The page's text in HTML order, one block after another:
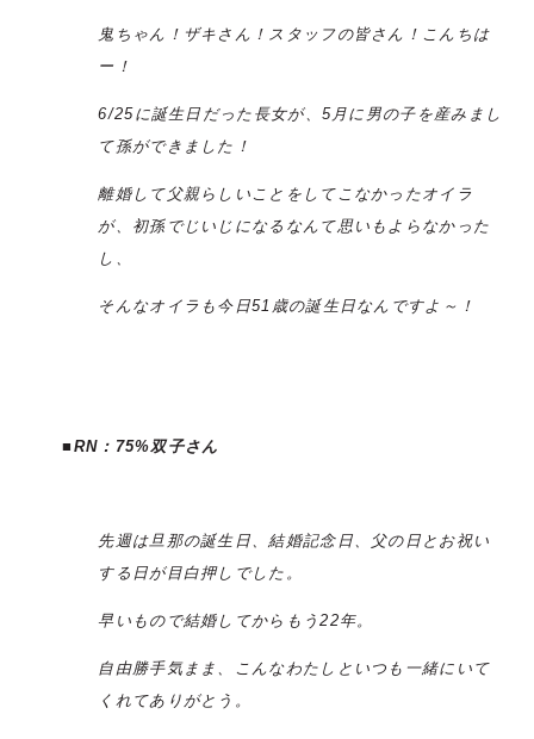
鬼ちゃん！ザキさん！スタッフの皆さん！こんちは
ー！
6/25に誕生日だった長女が、5月に男の子を産みまし
て孫ができました！
離婚して父親らしいことをしてこなかったオイラ
が、初孫でじいじになるなんて思いもよらなかった
し、
そんなオイラも今日51歳の誕生日なんですよ～！
■RN：75%双子さん
先週は旦那の誕生日、結婚記念日、父の日とお祝い
する日が目白押しでした。
早いもので結婚してからもう22年。
自由勝手気まま、こんなわたしといつも一緒にいて
くれてありがとう。